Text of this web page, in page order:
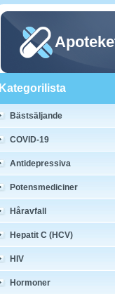
Kategorilista
Bästsäljande
COVID-19
Antidepressiva
Potensmediciner
Håravfall
Hepatit C (HCV)
HIV
Hormoner